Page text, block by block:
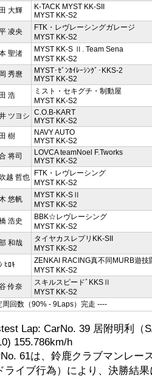
大輝
K-TACK MYST KK-SII
MYST KK-S2
凌央
FTK・レヴレーシングガレージ
MYST KK-S2
聖渚
MYST KK-S Ⅱ. Team Sena
MYST KK-S2
秀麿
MYST･ｾﾞﾝｶｲﾚｰｼﾝｸﾞ･KKS-2
MYST KK-S2
浩
ミスト・セキグチ・制動屋
MYST KK-S2
ツヨシ C.O.B-KART
MYST KK-S2
樹
NAVY AUTO
MYST KK-S2
将司
LOVCA teamNoel F.Tworks
MYST KK-S2
越 哲也
FTK・レヴレーシング
MYST KK-S2
悠帆
MYST KK-SⅡ
MYST KK-S2
浩史
BBK☆レヴレーシング
MYST KK-S2
和哉
タイヤカスレプリKK-SII
MYST KK-S2
ﾋﾛｷ
ZENKAI RACING真不同MURB遊技
MYST KK-S2
伶奈
スキルスピードﾞKKSⅡ
MYST KK-S2
周回数（90% - 9Laps）完走 ----
Lap: CarNo. 39 居附明利（
155.786km/h
61は、鈴鹿クラブマンレ
ライブ行為）により、決勝結